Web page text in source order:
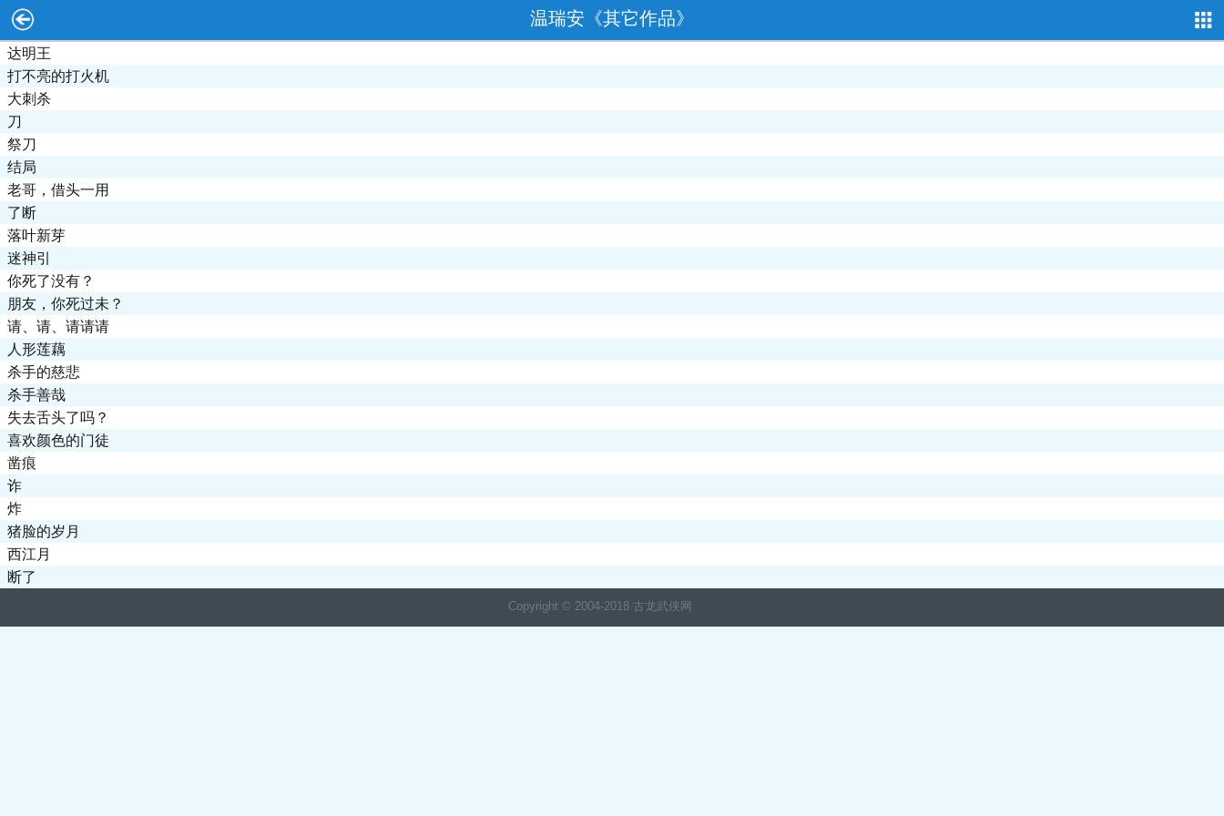
温瑞安《其它作品》
达明王
打不亮的打火机
大刺杀
刀
祭刀
结局
老哥，借头一用
了断
落叶新芽
迷神引
你死了没有？
朋友，你死过未？
请、请、请请请
人形莲藕
杀手的慈悲
杀手善哉
失去舌头了吗？
喜欢颜色的门徒
凿痕
诈
炸
猪脸的岁月
西江月
断了
Copyright © 2004-2018 古龙武侠网